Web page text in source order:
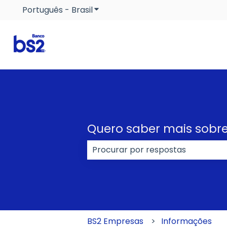
Português - BrasilMostrar submenu para traduções
Quero saber mais
BS2 Empresas Informações